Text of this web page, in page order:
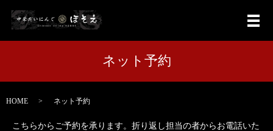
メ
ネット予約
HOME ネット予約
こちらからご予約を承ります。折り返し担当の者からお電話いた